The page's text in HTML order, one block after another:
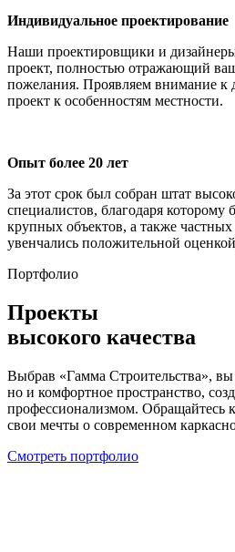
Индивидуальное проектирование
Наши проектировщики и дизайнеры
проект, полностью отражающий
пожелания. Проявляем внимание к
проект к особенностям местности.
Опыт более 20 лет
За этот срок был собран штат
специалистов, благодаря которому
крупных объектов, а также
увенчались положительной
Портфолио
Проекты
высокого качества
Выбрав «Гамма Строительства», вы
но и комфортное пространство,
профессионализмом. Обращайтесь
свои мечты о современном
Смотреть портфолио